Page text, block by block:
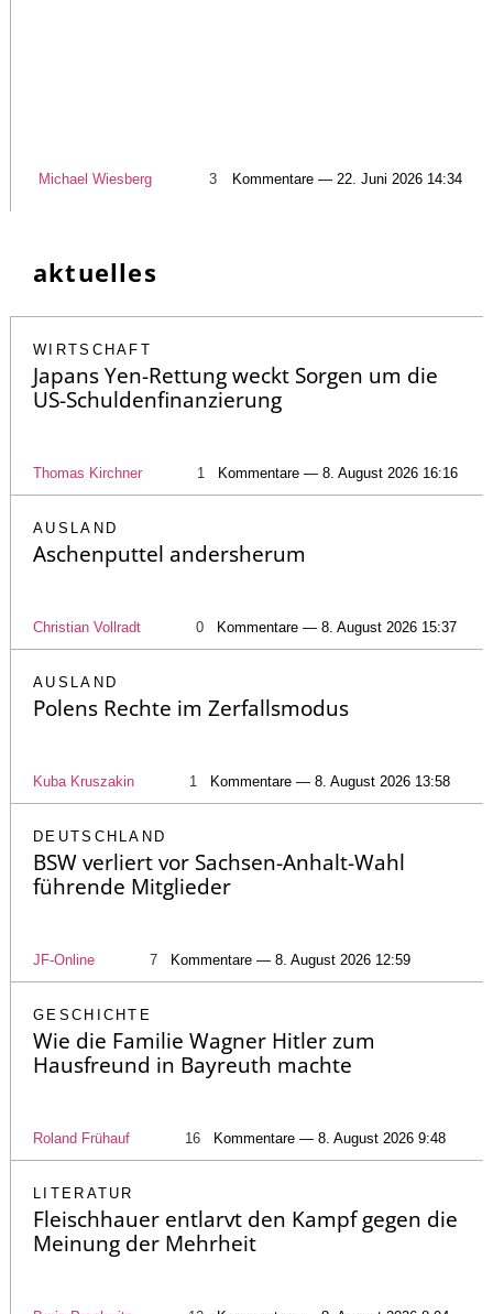
Michael Wiesberg 3 Kommentare — 22. Juni 2026 14:34
aktuelles
WIRTSCHAFT
Japans Yen-Rettung weckt Sorgen um die
US-Schuldenfinanzierung
Thomas Kirchner 1 Kommentare — 8. August 2026 16:16
AUSLAND
Aschenputtel andersherum
Christian Vollradt 0 Kommentare — 8. August 2026 15:37
AUSLAND
Polens Rechte im Zerfallsmodus
Kuba Kruszakin 1 Kommentare — 8. August 2026 13:58
DEUTSCHLAND
BSW verliert vor Sachsen-Anhalt-Wahl
führende Mitglieder
JF-Online 7 Kommentare — 8. August 2026 12:59
GESCHICHTE
Wie die Familie Wagner Hitler zum
Hausfreund in Bayreuth machte
Roland Frühauf 16 Kommentare — 8. August 2026 9:48
LITERATUR
Fleischhauer entlarvt den Kampf gegen die
Meinung der Mehrheit